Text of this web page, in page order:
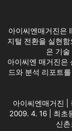
아이씨엔매거진은
지털 전환을 실현
은 기
아이씨엔 매거진은
드와 분석 리포트
아이씨엔매거진 |
2009. 4. 16 | 최초
신